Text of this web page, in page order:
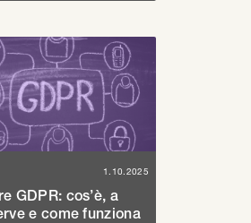
1.10.2025
GDPR: cos’è, a
e come funziona